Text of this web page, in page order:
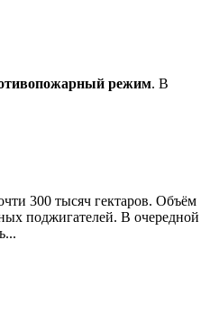
режим. В
300 тысяч гектаров. Объём
поджигателей. В очередной